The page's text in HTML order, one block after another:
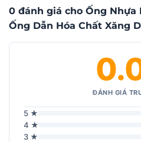
0 đánh giá cho Ống Nhựa
Ống Dẫn Hóa Chất Xăng
ĐÁNH GIÁ
5 ★
4 ★
3 ★